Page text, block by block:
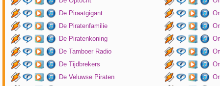
De Piraatgigant
De Piratenfamilie
De Piratenkoning
De Tamboer Radio
De Tijdbrekers
De Veluwse Piraten